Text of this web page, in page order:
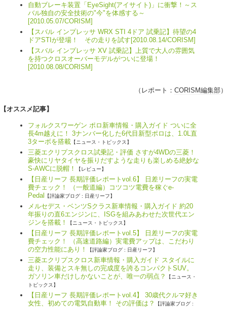
自動ブレーキ装置「EyeSight(アイサイト)」に衝撃！～ス
バル独自の安全技術の"今"を体感する～
[2010.05.07/CORISM]
【スバル インプレッサ WRX STI 4ドア 試乗記】待望の4
ドアSTIが登場！ その走りを試す[2010.08.14/CORISM]
【スバル インプレッサ XV 試乗記】上質で大人の雰囲気
を持つクロスオーバーモデルがついに登場！
[2010.08.08/CORISM]
（レポート： CORISM編集部）
【オススメ記事】
フォルクスワーゲン ポロ新車情報・購入ガイド ついに全
長4m越えに！ 3ナンバー化した6代目新型ポロは、1.0L直
3ターボを搭載 【ニュース・トピックス】
三菱エクリプスクロス試乗記・評価 さすが4WDの三菱！
豪快にリヤタイヤを振りだすような走りも楽しめる絶妙な
S-AWCに脱帽！
【レビュー】
【日産リーフ 長期評価レポートvol.6】 日差リーフの実電
費チェック！ （一般道編）コツコツ電費を稼ぐe-
Pedal
【評論家ブログ : 日産リーフ】
メルセデス・ベンツSクラス新車情報・購入ガイド 約20
年振りの直6エンジンに、ISGを組みあわせた次世代エン
ジンを搭載！
【ニュース・トピックス】
【日産リーフ 長期評価レポートvol.5】 日差リーフの実電
費チェック！ （高速道路編）実電費アップは、こだわり
の空力性能にあり！
【評論家ブログ : 日産リーフ】
三菱エクリプスクロス新車情報・購入ガイド スタイルに
走り、装備とスキ無しの完成度を誇るコンパクトSUV。
ガソリン車だけしかないことが、唯一の弱点？
【ニュース・
トピックス】
【日産リーフ 長期評価レポートvol.4】 30歳代クルマ好き
女性、初めての電気自動車！ その評価は？
【評論家ブログ :